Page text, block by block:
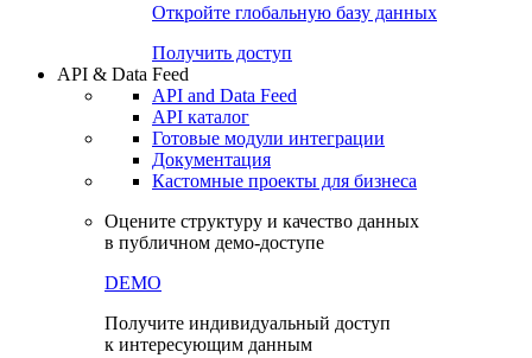
Откройте глобальную базу данных
Получить доступ
API & Data Feed
API and Data Feed
API каталог
Готовые модули интеграции
Документация
Кастомные проекты для бизнеса
Оцените структуру и качество данных
в публичном демо-доступе
DEMO
Получите индивидуальный доступ
к интересующим данным